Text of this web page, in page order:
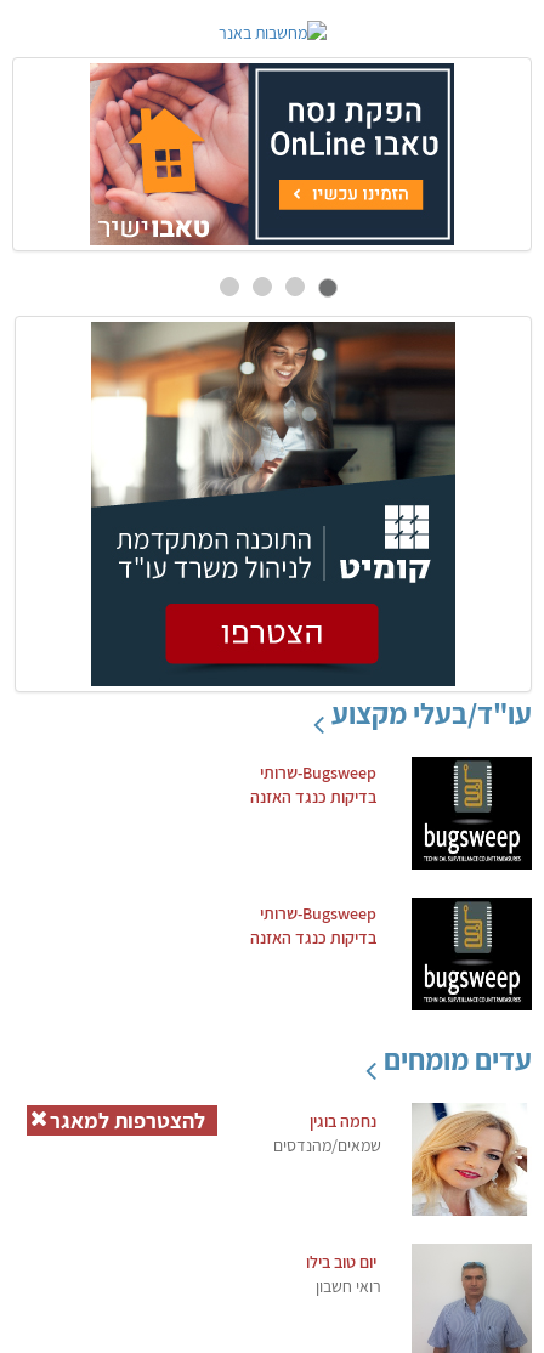
עו"ד/בעלי מקצוע
Bugsweep-שרותי
בדיקות כנגד האזנה
Bugsweep-שרותי
בדיקות כנגד האזנה
עדים מומחים
נחמה בוגין
שמאים/מהנדסים
יום טוב בילו
רואי חשבון
להצטרפות למאגר